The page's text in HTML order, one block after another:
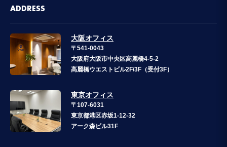
ADDRESS
大阪オフィス
〒541-0043
大阪府大阪市中央区高麗橋4-5-2
高麗橋ウエストビル2F/3F（受付3F）
東京オフィス
〒107-6031
東京都港区赤坂1-12-32
アーク森ビル31F